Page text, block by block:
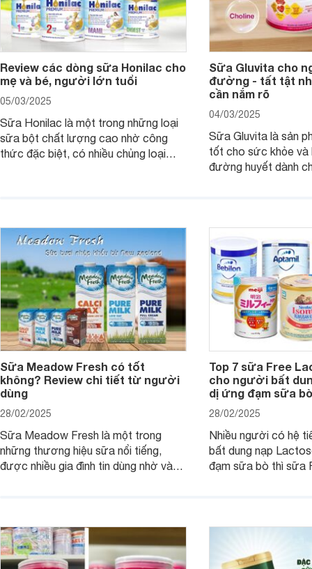
Review các dòng sữa Honilac cho
mẹ và bé, người lớn tuổi
05/03/2025
Sữa Honilac là một trong những loại
sữa bột chất lượng cao nhờ công
thức đặc biệt, có nhiều chủng loại
Sữa Gluvita cho
đường - tất tật
cần nắm rõ
04/03/2025
Sữa Gluvita là sản
tốt cho sức khỏe và
đường huyết dành
thể gì, hãy cùng
hiểu ngay trong bài
Sữa Meadow Fresh có tốt
không? Review chi tiết từ người
dùng
28/02/2025
Sữa Meadow Fresh là một trong
những thương hiệu sữa nổi tiếng,
được nhiều gia đình tin dùng nhờ vào
dưỡng có gì đặc biệt? Giá sữa
Meadow Fresh trên thị trường hiện
nay ra sao? Hãy cùng tìm hiểu ngay.
Top 7 sữa Free
cho người bất
dị ứng đạm sữa bò
28/02/2025
Nhiều người có hệ
bất dung nạp
đạm sữa bò thì sữa
người lớn, giúp giải